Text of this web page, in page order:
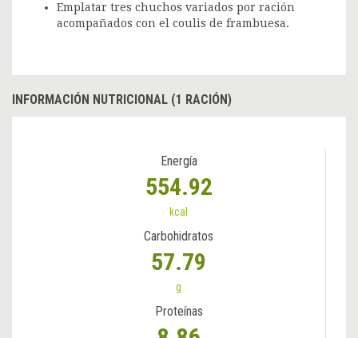
Emplatar tres chuchos variados por ración
acompañados con el coulis de frambuesa.
INFORMACIÓN NUTRICIONAL (1 RACIÓN)
Energía
554.92
kcal
Carbohidratos
57.79
g
Proteínas